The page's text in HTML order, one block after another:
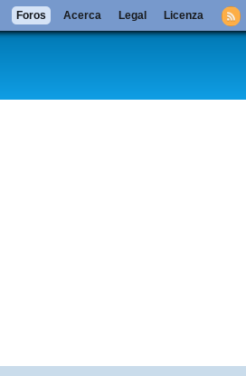
Foros Acerca Legal Licenza